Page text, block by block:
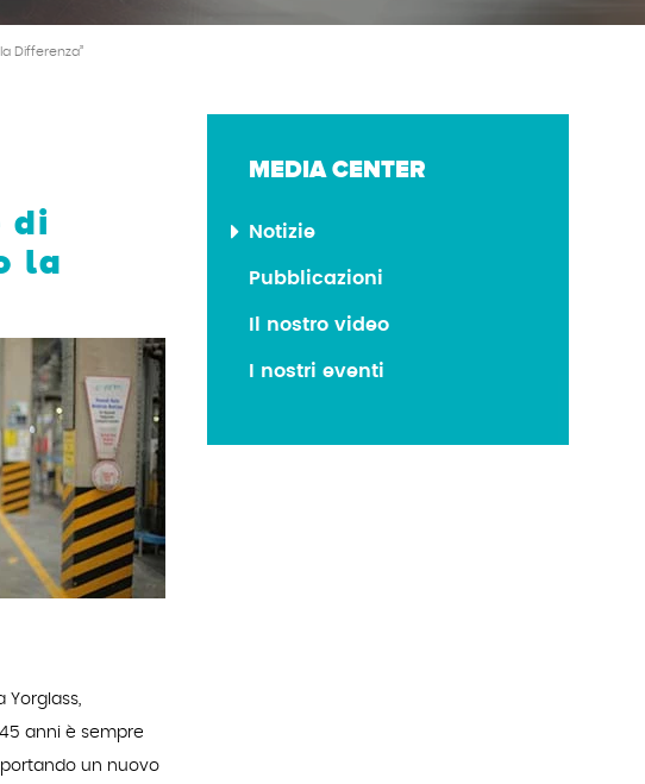
Differenza”
di
la
anni è sempre
portando un nuovo
MEDIA CENTER
Notizie
Pubblicazioni
Il nostro video
I nostri eventi